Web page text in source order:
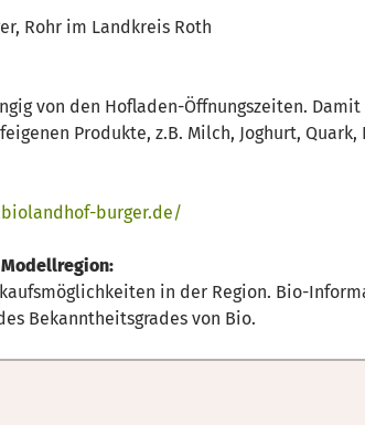
Rohr im Landkreis Roth
von den Hofladen-Öffnungszeiten.
Produkte, z.B. Milch, Joghurt,
burger.de/
in der Region. Bio-
Bekanntheitsgrades von Bio.